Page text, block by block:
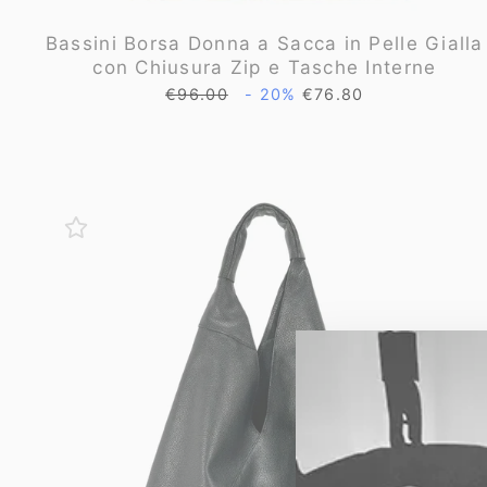
Bassini Borsa Donna a Sacca in Pelle Gialla
con Chiusura Zip e Tasche Interne
Prezzo
€96.00
Prezzo
- 20% €76.80